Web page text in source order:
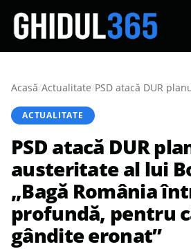
Acasă/Actualitate/
ACTUALITATE
PSD atacă DUR
austeritate al lui
„Bagă România
profundă, pentru
gândite eronat”